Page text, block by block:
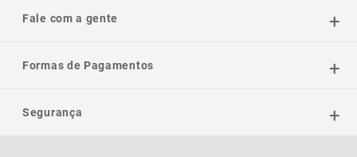
Fale com a gente
Formas de Pagamentos
Segurança